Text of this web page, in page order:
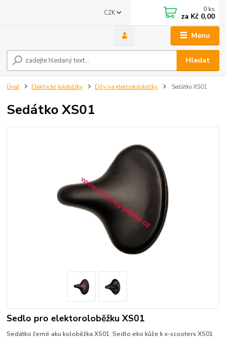
Menu
CZK
Hledat
0 ks
za Kč 0,00
Úvod Elektrické koloběžky Díly na elektrokoloběžky Sedátko XS01
Sedátko XS01
Sedlo pro elektoroloběžku XS01
Sedátko černé aku koloběžka XS01 Sedlo eko kůže k x-scooters XS01